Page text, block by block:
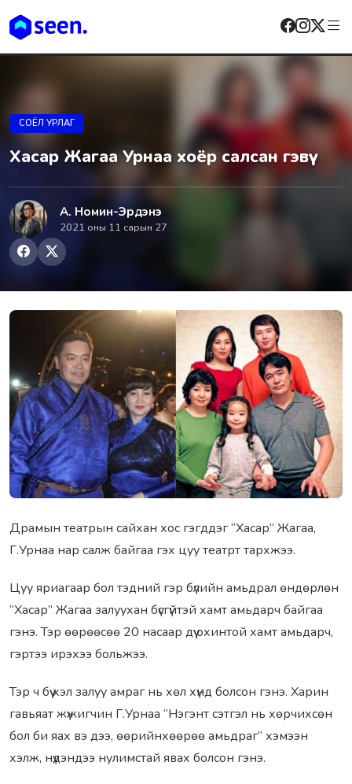
СОЁЛ УРЛАГ
Хасар Жагаа Урнаа хоёр салсан гэвүү
А. Номин-Эрдэнэ
2021 оны 11 сарын 27
Драмын театрын сайхан хос гэгддэг “Хасар” Жагаа,
Г.Урнаа нар салж байгаа гэх цуу театрт тархжээ.
Цуу яриагаар бол тэдний гэр бүлийн амьдрал өндөрлөн
“Хасар” Жагаа залуухан бүсгүйтэй хамт амьдарч байгаа
гэнэ. Тэр өөрөөсөө 20 насаар дүү охинтой хамт амьдарч,
гэртээ ирэхээ больжээ.
Тэр ч бүү хэл залуу амраг нь хөл хүнд болсон гэнэ. Харин
гавьяат жүжигчин Г.Урнаа “Нэгэнт сэтгэл нь хөрчихсөн
бол би яах вэ дээ, өөрийнхөөрөө амьдраг” хэмээн
хэлж, нүдэндээ нулимстай явах болсон гэнэ.